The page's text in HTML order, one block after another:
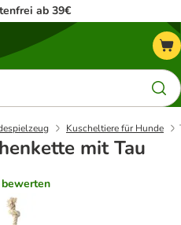
ab 39€
Kuscheltiere für Hunde
mit Tau